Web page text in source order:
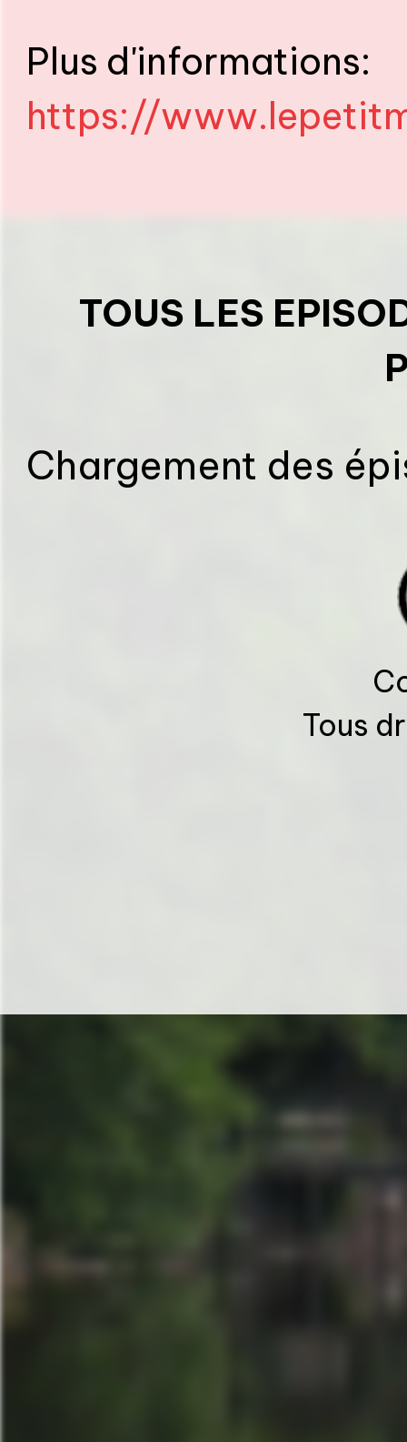
Plus d'informations:
https://
TOUS LES
Chargement des
Tous